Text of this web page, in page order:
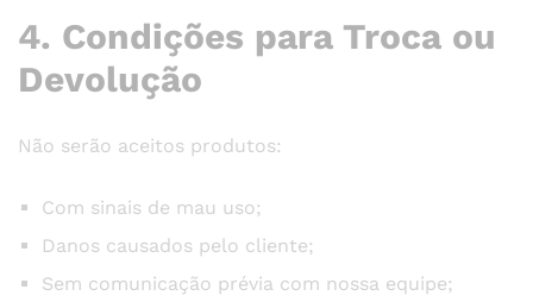
4. Condições para Troca ou
Devolução
Não serão aceitos produtos:
Com sinais de mau uso;
Danos causados pelo cliente;
Sem comunicação prévia com nossa equipe;